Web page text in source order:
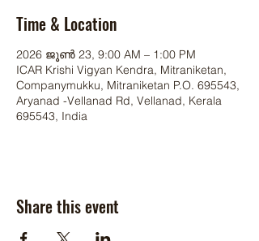
Time & Location
2026 ജൂൺ 23, 9:00 AM – 1:00 PM
ICAR Krishi Vigyan Kendra, Mitraniketan,
Companymukku, Mitraniketan P.O. 695543,
Aryanad -Vellanad Rd, Vellanad, Kerala
695543, India
Share this event